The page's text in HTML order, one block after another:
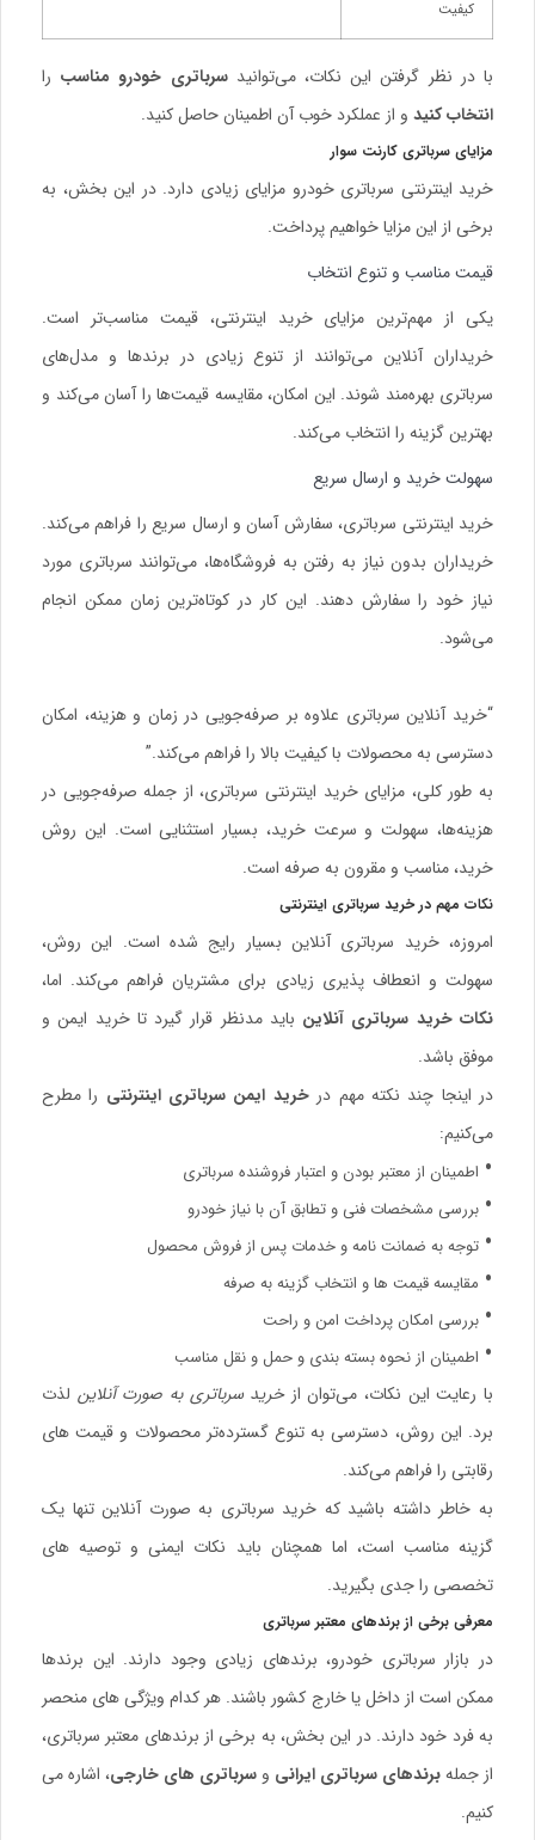
کیفیت
با در نظر گرفتن این نکات، می‌توانیدسرباتری خودرو مناسب را
انتخاب کنید و از عملکرد خوب آن اطمینان حاصل کنید.
مزایای سرباتری کارنت سوار
خرید اینترنتی سرباتری خودرو مزایای زیادی دارد. در این بخش، به
برخی از این مزایا خواهیم پرداخت.
قیمت مناسب و تنوع انتخاب
یکی از مهم‌ترین مزایای خرید اینترنتی، قیمت مناسب‌تر است.
خریداران آنلاین می‌توانند از تنوع زیادی در برندها و مدل‌های
سرباتری بهره‌مند شوند. این امکان، مقایسه قیمت‌ها را آسان می‌کند و
بهترین گزینه را انتخاب می‌کند.
سهولت خرید و ارسال سریع
خرید اینترنتی سرباتری، سفارش آسان و ارسال سریع را فراهم می‌کند.
خریداران بدون نیاز به رفتن به فروشگاه‌ها، می‌توانند سرباتری مورد
نیاز خود را سفارش دهند. این کار در کوتاه‌ترین زمان ممکن انجام
می‌شود.
“خرید آنلاین سرباتری علاوه بر صرفه‌جویی در زمان و هزینه، امکان
دسترسی به محصولات با کیفیت بالا را فراهم می‌کند.”
به طور کلی، مزایای خرید اینترنتی سرباتری، از جمله صرفه‌جویی در
هزینه‌ها، سهولت و سرعت خرید، بسیار استثنایی است. این روش
خرید، مناسب و مقرون به صرفه است.
نکات مهم در خرید سرباتری اینترنتی
امروزه،خرید سرباتری آنلاین بسیار رایج شده است. این روش،
سهولت و انعطاف پذیری زیادی برای مشتریان فراهم می‌کند. اما،
نکات خرید سرباتری آنلاین باید مدنظر قرار گیرد تا خرید ایمن و
موفق باشد.
در اینجا چند نکته مهم درخرید ایمن سرباتری اینترنتی را مطرح
می‌کنیم:
اطمینان از معتبر بودن و اعتبار فروشنده سرباتری
بررسی مشخصات فنی و تطابق آن با نیاز خودرو
توجه به ضمانت نامه و خدمات پس از فروش محصول
مقایسه قیمت ها و انتخاب گزینه به صرفه
بررسی امکان پرداخت امن و راحت
اطمینان از نحوه بسته بندی و حمل و نقل مناسب
با رعایت این نکات، می‌توان ازخرید سرباتری به صورت آنلاین لذت
برد. این روش، دسترسی به تنوع گسترده‌تر محصولات و قیمت های
رقابتی را فراهم می‌کند.
به خاطر داشته باشید که خرید سرباتری به صورت آنلاین تنها یک
گزینه مناسب است، اما همچنان باید نکات ایمنی و توصیه های
تخصصی را جدی بگیرید.
معرفی برخی از برندهای معتبر سرباتری
در بازار سرباتری خودرو، برندهای زیادی وجود دارند. این برندها
ممکن است از داخل یا خارج کشور باشند. هر کدام ویژگی های منحصر
به فرد خود دارند. در این بخش، به برخی از برندهای معتبر سرباتری،
از جملهبرندهای سرباتری ایرانی و سرباتری های خارجی، اشاره می
کنیم.